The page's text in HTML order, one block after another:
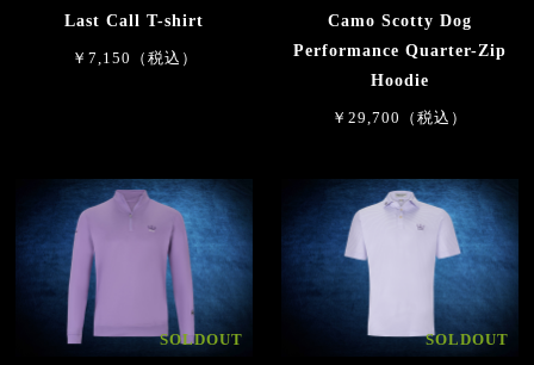
Last Call T-shirt
￥7,150（税込）
Camo Scotty Dog
Performance Quarter-Zip
Hoodie
￥29,700（税込）
SOLDOUT SOLDOUT